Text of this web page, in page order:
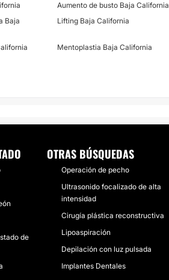
Aumento de busto Baja California
Baja
Lifting Baja California
Mentoplastia Baja California
de
OTRAS BÚSQUEDAS
Operación de pecho
Ultrasonido focalizado de alta
intensidad
Cirugía plástica reconstructiva
Lipoaspiración
Depilación con luz pulsada
Implantes Dentales